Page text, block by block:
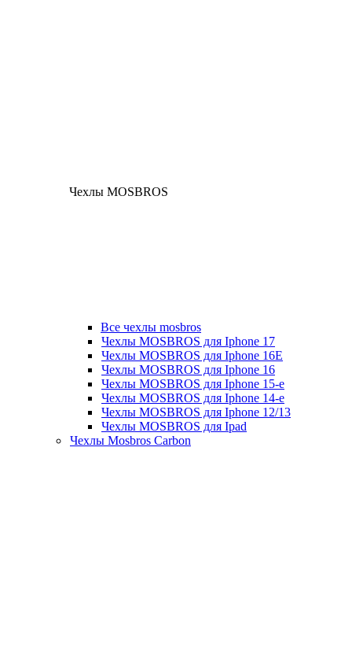
Чехлы MOSBROS
Все чехлы mosbros
Чехлы MOSBROS для Iphone 17
Чехлы MOSBROS для Iphone 16E
Чехлы MOSBROS для Iphone 16
Чехлы MOSBROS для Iphone 15-е
Чехлы MOSBROS для Iphone 14-е
Чехлы MOSBROS для Iphone 12/13
Чехлы MOSBROS для Ipad
Чехлы Mosbros Carbon